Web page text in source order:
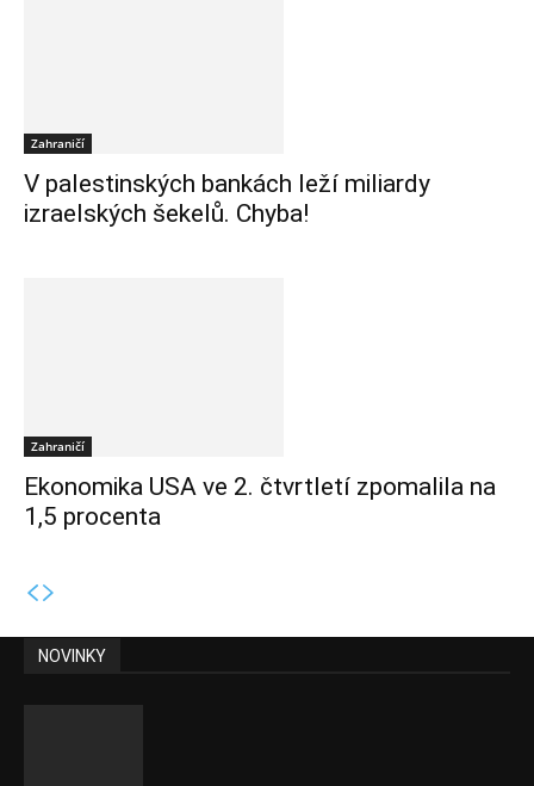
Zahraničí
V palestinských bankách leží miliardy
izraelských šekelů. Chyba!
Zahraničí
Ekonomika USA ve 2. čtvrtletí zpomalila na
1,5 procenta
NOVINKY